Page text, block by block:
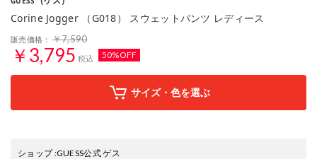
Corine Jogger （G018） スウェットパンツ レディース
販売価格： ￥7,590
￥3,795 税込 50%OFF
サイズ・色を選ぶ
ショップ:GUESS公式 ゲス